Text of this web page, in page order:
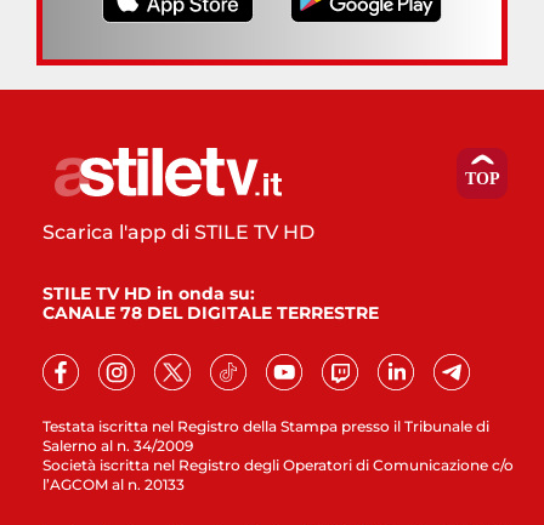
Testata iscritta nel Registro della Stampa presso il Tribunale di
Salerno al n. 34/2009
Società iscritta nel Registro degli Operatori di Comunicazione c/o
l’AGCOM al n. 20133
Scarica l'app di STILE TV HD
STILE TV HD in onda su:
CANALE 78 DEL DIGITALE TERRESTRE